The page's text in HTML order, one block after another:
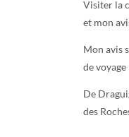
Visiter la
et mon
Mon avis
de voyage
De
des